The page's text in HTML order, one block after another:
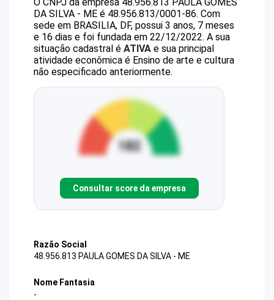
DA SILVA - ME é 48.956.813/0001-86. Com
sede em BRASILIA, DF, possui 3 anos, 7 meses
e 16 dias e foi fundada em 22/12/2022. A sua
situação cadastral é ATIVA e sua principal
atividade econômica é Ensino de arte e cultura
não especificado anteriormente.
Consultar score da empresa
Razão Social
48.956.813 PAULA GOMES DA SILVA - ME
Nome Fantasia
-